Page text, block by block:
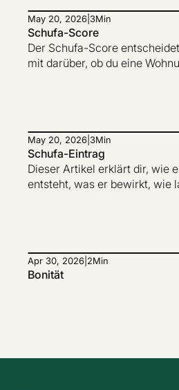
May 20, 2026 3Min
Schufa-Score
Der Schufa-Score
mit darüber, ob du eine
im Schufa-Account Schritt für
nachvollziehen.
May 20, 2026 3Min
Schufa-Eintrag
Dieser Artikel erklärt dir, wie
entsteht, was er bewirkt, wie
Apr 30, 2026 2Min
Bonität